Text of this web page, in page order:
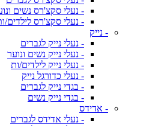
- נעלי סקצ'רס נשים
- נעלי סקצ'רס לילדים/
- נייק
- נעלי נייק לגברים
- נעלי נייק נשים ונוער
- נעלי נייק לילדים/ות
- נעלי כדורגל נייק
- בגדי נייק לגברים
- בגדי נייק נשים
- אדידס
- נעלי אדידס לגברים